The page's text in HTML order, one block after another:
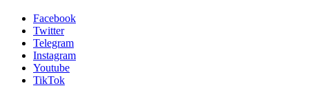
Facebook
Twitter
Telegram
Instagram
Youtube
TikTok